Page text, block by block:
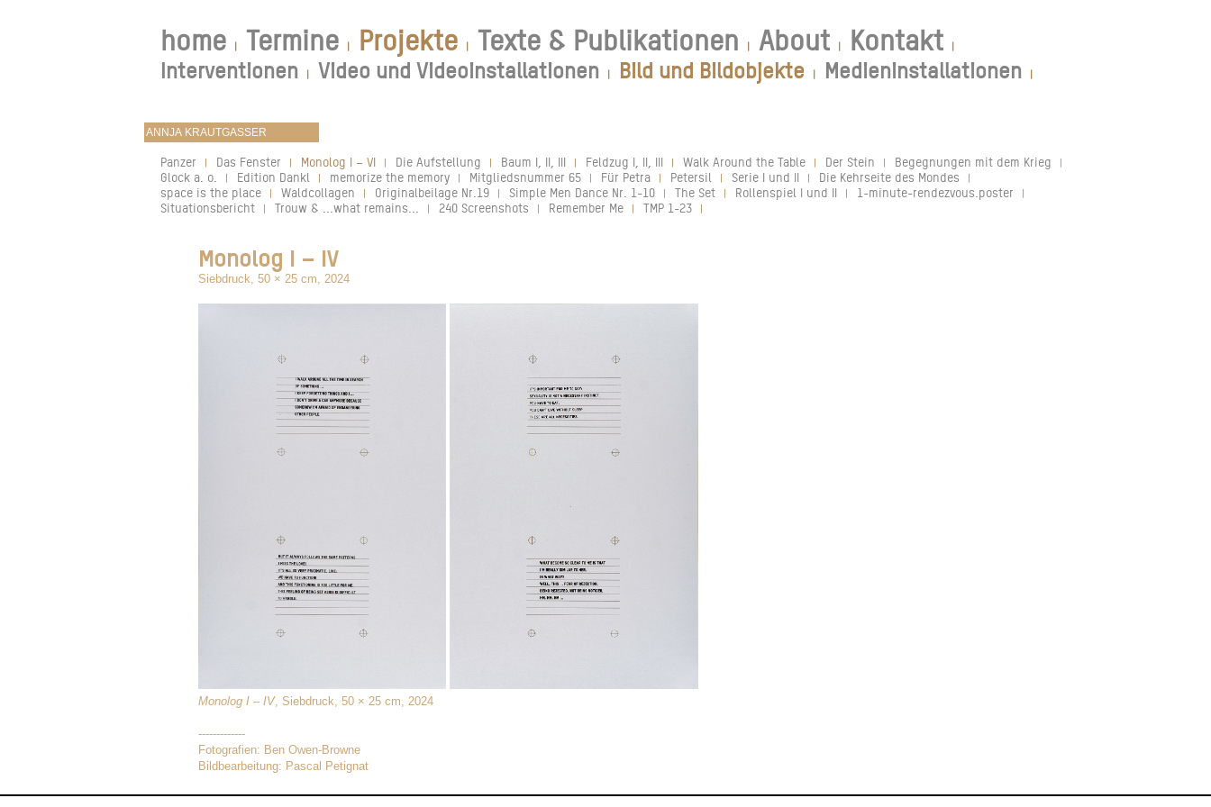
home | Termine | Projekte | Texte & Publikationen | About | Kontakt |
Interventionen | Video und Videoinstallationen | Bild und Bildobjekte | Medieninstallationen |
Panzer | Das Fenster | Monolog I – VI | Die Aufstellung | Baum I, II, III | Feldzug I, II, III | Walk Around the Table | Der Stein | Begegnungen mit dem Krieg |
Glock a. o. | Edition Dankl | memorize the memory | Mitgliedsnummer 65 | Für Petra | Petersil | Serie I und II | Die Kehrseite des Mondes |
space is the place | Waldcollagen | Originalbeilage Nr.19 | Simple Men Dance Nr. 1-10 | The Set | Rollenspiel I und II | 1-minute-rendezvous.poster |
Situationsbericht | Trouw & ...what remains... | 240 Screenshots | Remember Me | TMP 1-23 |
Monolog I – IV
Siebdruck, 50 × 25 cm, 2024
Monolog I – IV, Siebdruck, 50 × 25 cm, 2024
-------------
Fotografien: Ben Owen-Browne
Bildbearbeitung: Pascal Petignat